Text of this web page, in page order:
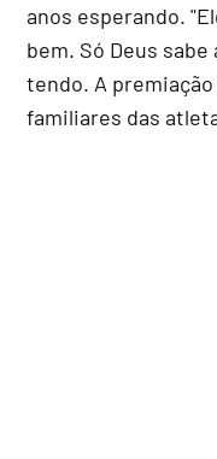
anos esperando.
bem. Só Deus
tendo. A
familiares das